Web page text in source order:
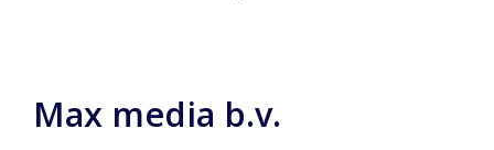
Max media b.v.